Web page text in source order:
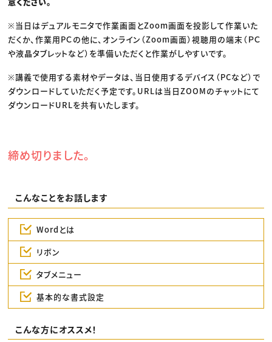
※当日はデュアルモニタで作業画面とZoom画面を投影して作業いた
だくか、作業用PＣの他に、オンライン（Zoom画面）視聴用の端末（ＰＣ
や液晶タブレットなど）を準備いただくと作業がしやすいです。
※講義で使用する素材やデータは、当日使用するデバイス（PCなど）で
ダウンロードしていただく予定です。URLは当日ZOOMのチャットにて
ダウンロードURLを共有いたします。
締め切りました。
こんなことをお話します
Wordとは
リボン
タブメニュー
基本的な書式設定
こんな方にオススメ！